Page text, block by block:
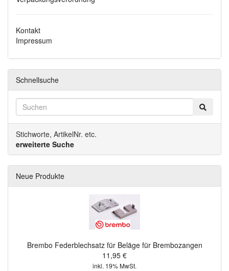
Kontakt
Impressum
Schnellsuche
Stichworte, ArtikelNr. etc.
erweiterte Suche
Neue Produkte
Brembo Federblechsatz für Beläge für Brembozangen
11,95 €
inkl. 19% MwSt.